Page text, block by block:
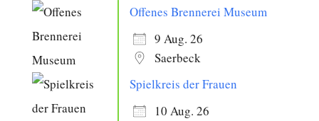
Offenes Brennerei Museum
9 Aug. 26
Saerbeck
Spielkreis der Frauen
10 Aug. 26